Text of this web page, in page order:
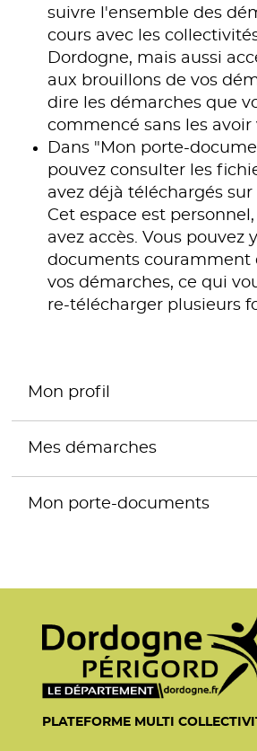
suivre l'ensemble des
cours avec les
Dordogne, mais aussi
aux brouillons de vos
dire les démarches que
commencé sans les avoir
Dans "Mon porte-
pouvez consulter les
avez déjà téléchargés sur
Cet espace est
avez accès. Vous pouvez
documents couramment
vos démarches, ce qui
re-télécharger plusieurs
Mon profil
Mes démarches
Mon porte-documents
PLATEFORME MULTI